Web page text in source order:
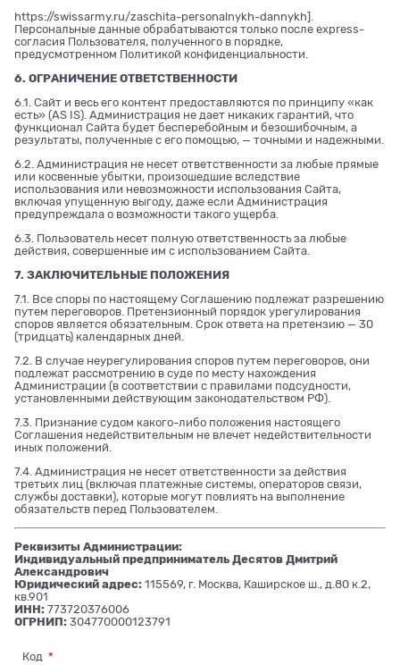
https://swissarmy.ru/zaschita-personalnykh-dannykh].
Персональные данные обрабатываются только после express-
согласия Пользователя, полученного в порядке,
предусмотренном Политикой конфиденциальности.
6. ОГРАНИЧЕНИЕ ОТВЕТСТВЕННОСТИ
6.1. Сайт и весь его контент предоставляются по принципу «как
есть» (AS IS). Администрация не дает никаких гарантий, что
функционал Сайта будет бесперебойным и безошибочным, а
результаты, полученные с его помощью, — точными и надежными.
6.2. Администрация не несет ответственности за любые прямые
или косвенные убытки, произошедшие вследствие
использования или невозможности использования Сайта,
включая упущенную выгоду, даже если Администрация
предупреждала о возможности такого ущерба.
6.3. Пользователь несет полную ответственность за любые
действия, совершенные им с использованием Сайта.
7. ЗАКЛЮЧИТЕЛЬНЫЕ ПОЛОЖЕНИЯ
7.1. Все споры по настоящему Соглашению подлежат разрешению
путем переговоров. Претензионный порядок урегулирования
споров является обязательным. Срок ответа на претензию — 30
(тридцать) календарных дней.
7.2. В случае неурегулирования споров путем переговоров, они
подлежат рассмотрению в суде по месту нахождения
Администрации (в соответствии с правилами подсудности,
установленными действующим законодательством РФ).
7.3. Признание судом какого-либо положения настоящего
Соглашения недействительным не влечет недействительности
иных положений.
7.4. Администрация не несет ответственности за действия
третьих лиц (включая платежные системы, операторов связи,
службы доставки), которые могут повлиять на выполнение
обязательств перед Пользователем.
Реквизиты Администрации:
Индивидуальный предприниматель Десятов Дмитрий
Александрович
Юридический адрес: 115569, г. Москва, Каширское ш., д.80 к.2,
кв.901
ИНН: 773720376006
ОГРНИП: 304770000123791
Код